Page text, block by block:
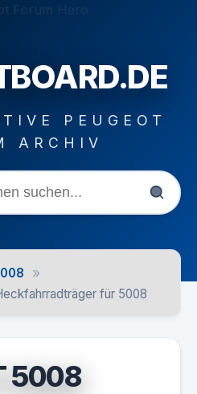
PEUGEOT
ARCHIV
»
für 5008
5008